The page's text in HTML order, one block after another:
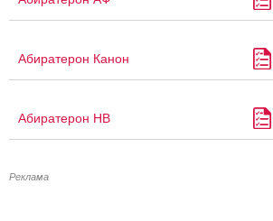
Абиратерон Канон
Абиратерон НВ
Реклама